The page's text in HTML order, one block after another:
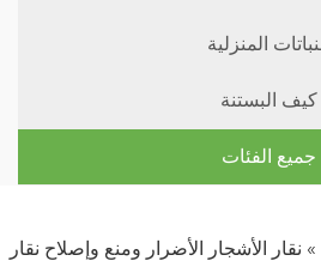
المنزلية
كيف البستنة
جميع الفئات
» نقار الأشجار الأضرار ومنع وإصلاح نقار